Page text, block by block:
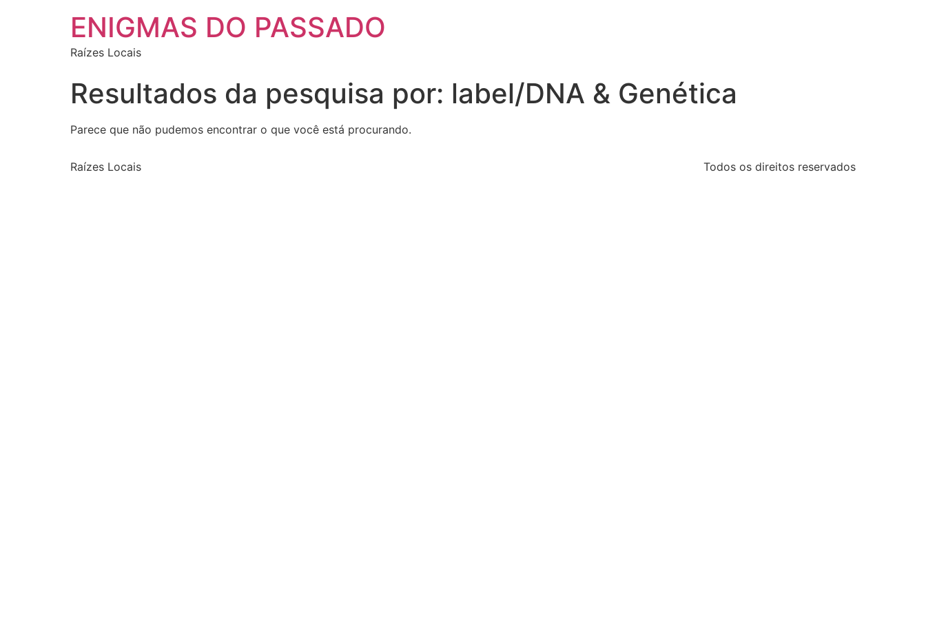
ENIGMAS DO PASSADO
Raízes Locais
Resultados da pesquisa por: label/DNA & Genética
Parece que não pudemos encontrar o que você está procurando.
Raízes Locais Todos os direitos reservados